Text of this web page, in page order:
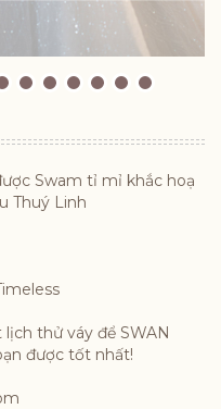
Swam tỉ mỉ khắc hoạ
Thuý Linh
thử váy để SWAN
được tốt nhất!